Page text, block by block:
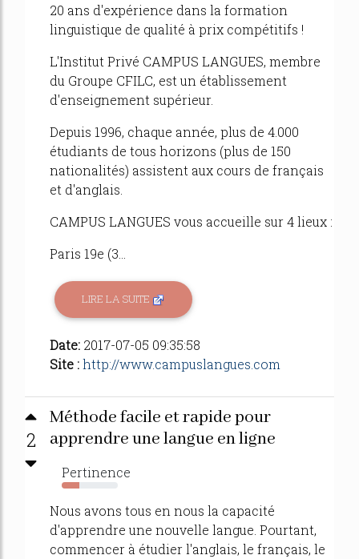
20 ans d'expérience dans la formation
linguistique de qualité à prix compétitifs !
L'Institut Privé CAMPUS LANGUES, membre
du Groupe CFILC, est un établissement
d'enseignement supérieur.
Depuis 1996, chaque année, plus de 4.000
étudiants de tous horizons (plus de 150
nationalités) assistent aux cours de français
et d'anglais.
CAMPUS LANGUES vous accueille sur 4 lieux :
Paris 19e (3...
LIRE LA SUITE
Date: 2017-07-05 09:35:58
Site :http://www.campuslangues.com
2
Méthode facile et rapide pour
apprendre une langue en ligne
Pertinence
31%
Nous avons tous en nous la capacité
d'apprendre une nouvelle langue. Pourtant,
commencer à étudier l'anglais, le français, le